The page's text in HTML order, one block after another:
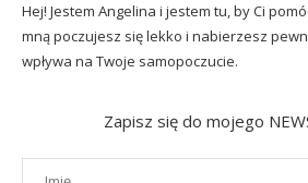
Hej! Jestem Angelina i jestem tu, by Ci
mną poczujesz się lekko i nabierzesz
wpływa na Twoje samopoczucie.
Zapisz się do mojego